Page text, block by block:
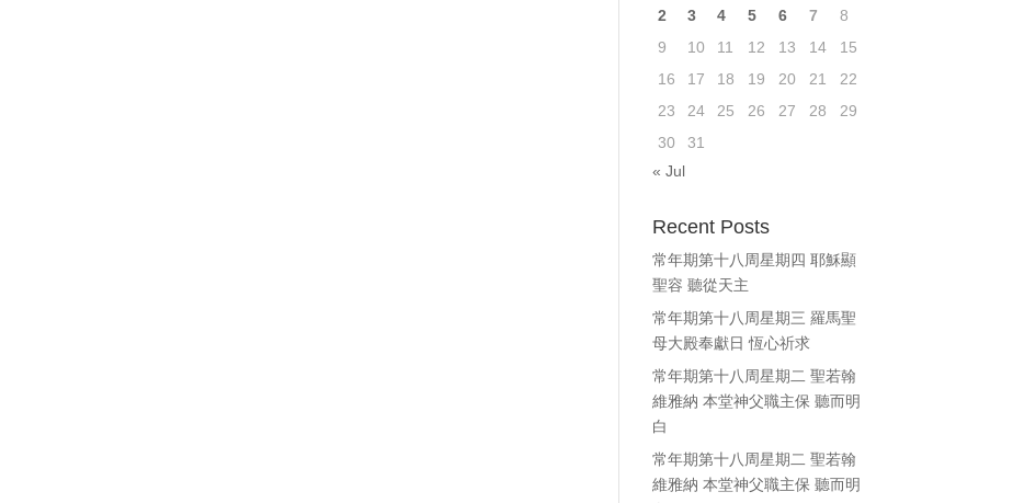
2
3 4 5 6 7
8
9
10 11 12 13 14
15
16
17 18 19 20 21
22
23
24 25 26 27 28
29
30
31
« Jul
Recent Posts
常年期第十八周星期四 耶穌顯
聖容 聽從天主
常年期第十八周星期三 羅馬聖
母大殿奉獻日 恆心祈求
常年期第十八周星期二 聖若翰
維雅納 本堂神父職主保 聽而明
白
常年期第十八周星期二 聖若翰
維雅納 本堂神父職主保 聽而明